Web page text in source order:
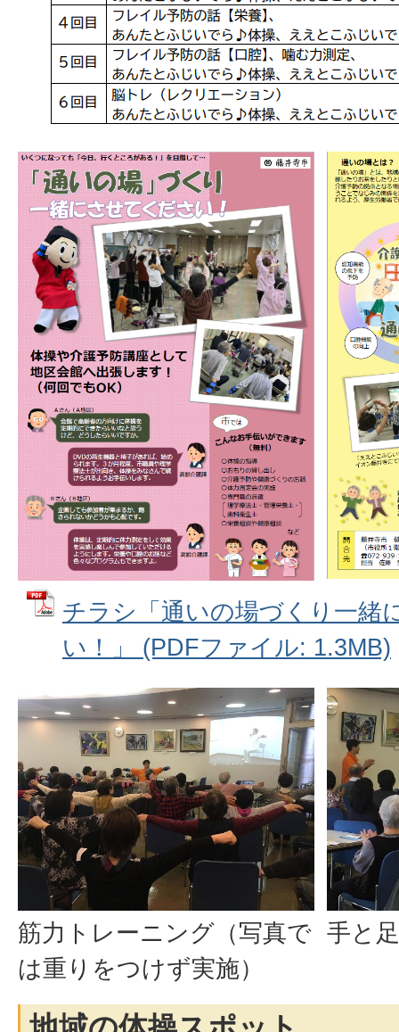
チラシ「通いの場づくり一緒
い！」 (PDFファイル: 1.3MB)
筋力トレーニング（写真で
は重りをつけず実施）
手と